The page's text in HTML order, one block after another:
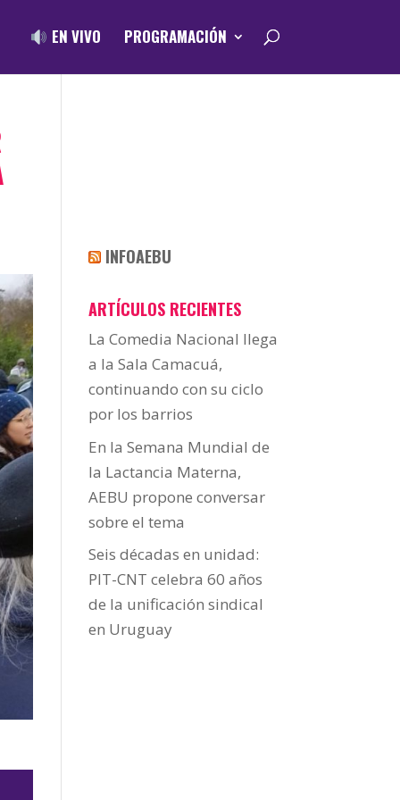
EN VIVO PROGRAMACIÓN
INFOAEBU
ARTÍCULOS RECIENTES
La Comedia Nacional llega
a la Sala Camacuá,
continuando con su ciclo
por los barrios
En la Semana Mundial de
la Lactancia Materna,
AEBU propone conversar
sobre el tema
Seis décadas en unidad:
PIT-CNT celebra 60 años
de la unificación sindical
en Uruguay